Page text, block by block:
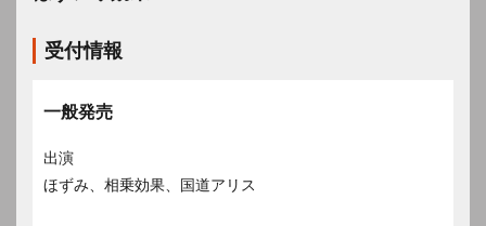
受付情報
一般発売
出演
ほずみ、相乗効果、国道アリス